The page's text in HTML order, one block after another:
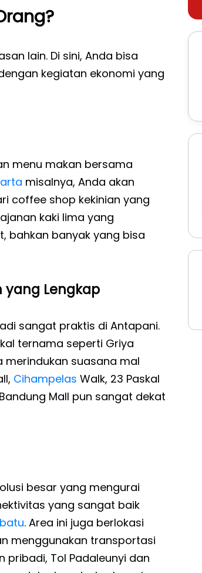
lain. Di sini, Anda bisa
kegiatan ekonomi yang
menu makan bersama
misalnya, Anda akan
coffee shop kekinian yang
kaki lima yang
bahkan banyak yang bisa
yang Lengkap
sangat praktis di Antapani.
ternama seperti Griya
merindukan suasana mal
Cihampelas Walk, 23 Paskal
Mall pun sangat dekat
besar yang mengurai
yang sangat baik
. Area ini juga berlokasi
menggunakan transportasi
pribadi, Tol Padaleunyi dan